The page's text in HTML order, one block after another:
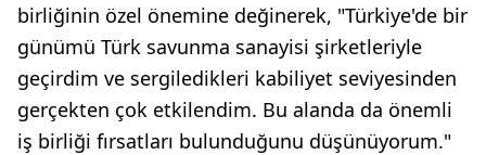
birliğinin özel önemine değinerek, "Türkiye'de bir
günümü Türk savunma sanayisi şirketleriyle
geçirdim ve sergiledikleri kabiliyet seviyesinden
gerçekten çok etkilendim. Bu alanda da önemli
iş birliği fırsatları bulunduğunu düşünüyorum."